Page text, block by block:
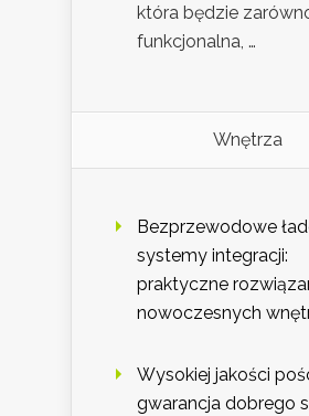
która będzie
funkcjonalna, …
Wnętrza
Bezprzewodowe
systemy integracji:
praktyczne
nowoczesnych
Wysokiej jakości
gwarancja dobrego